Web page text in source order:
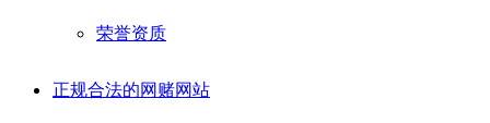
荣誉资质
正规合法的网赌网站